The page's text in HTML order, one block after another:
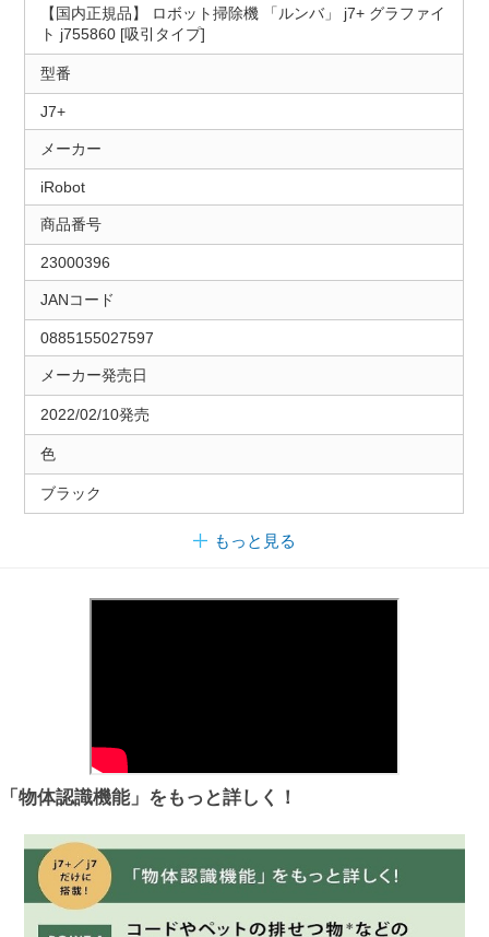
【国内正規品】 ロボット掃除機 「ルンバ」 j7+ グラファイ
ト j755860 [吸引タイプ]
型番
J7+
メーカー
iRobot
商品番号
23000396
JANコード
0885155027597
メーカー発売日
2022/02/10発売
色
ブラック
もっと見る
「物体認識機能」をもっと詳しく！